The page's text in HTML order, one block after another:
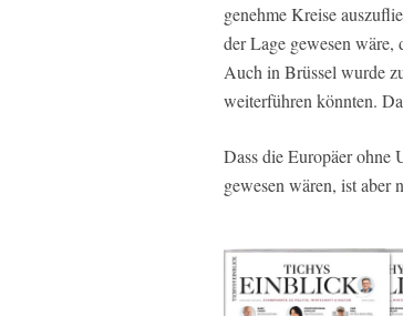
genehme Kreise
der Lage gewesen
Auch in Brüssel wurde
weiterführen könnten.
Dass die Europäer
gewesen wären, ist